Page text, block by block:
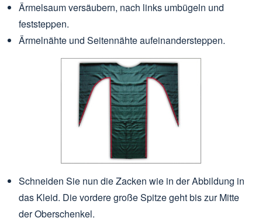
Ärmelsaum versäubern, nach links umbügeln und
feststeppen.
Ärmelnähte und Seitennähte aufeinandersteppen.
Schneiden Sie nun die Zacken wie in der Abbildung in
das Kleid. Die vordere große Spitze geht bis zur Mitte
der Oberschenkel.